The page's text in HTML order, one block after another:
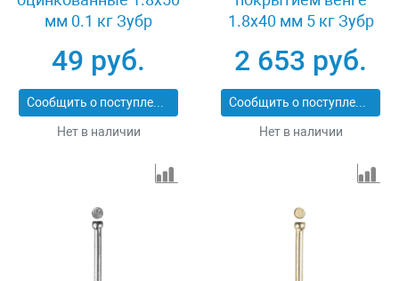
мм 0.1 кг Зубр
49 руб.
Сообщить о поступлении
Нет в наличии
1.8x40 мм 5 кг Зубр
2 653 руб.
Сообщить о поступлении
Нет в наличии